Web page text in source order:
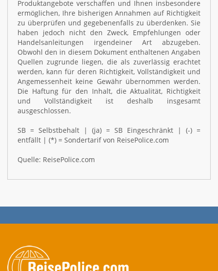
Produktangebote verschaffen und Ihnen insbesondere
ermöglichen, Ihre bisherigen Annahmen auf Richtigkeit
zu überprüfen und gegebenenfalls zu überdenken. Sie
haben jedoch nicht den Zweck, Empfehlungen oder
Handelsanleitungen irgendeiner Art abzugeben.
Obwohl den in diesem Dokument enthaltenen Angaben
Quellen zugrunde liegen, die als zuverlässig erachtet
werden, kann für deren Richtigkeit, Vollständigkeit und
Angemessenheit keine Gewähr übernommen werden.
Die Haftung für den Inhalt, die Aktualität, Richtigkeit
und Vollständigkeit ist deshalb insgesamt
ausgeschlossen.
SB = Selbstbehalt | (ja) = SB Eingeschränkt | (-) =
entfällt | (*) = Sondertarif von ReisePolice.com
Quelle: ReisePolice.com